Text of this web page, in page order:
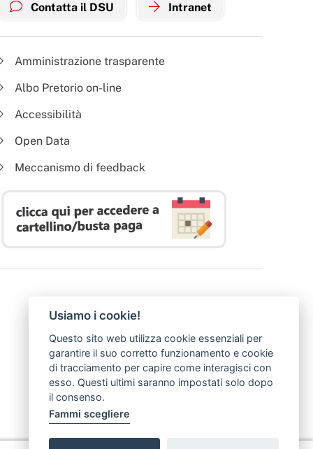
Contatta il DSU Intranet
Amministrazione trasparente
Albo Pretorio on-line
Accessibilità
Open Data
Meccanismo di feedback
Usiamo i cookie!
Questo sito web utilizza cookie essenziali per
garantire il suo corretto funzionamento e cookie
di tracciamento per capire come interagisci con
esso. Questi ultimi saranno impostati solo dopo
il consenso.
Fammi scegliere